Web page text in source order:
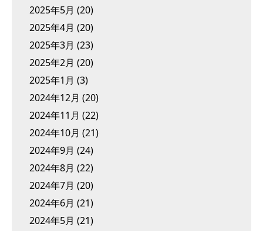
2025年5月 (20)
2025年4月 (20)
2025年3月 (23)
2025年2月 (20)
2025年1月 (3)
2024年12月 (20)
2024年11月 (22)
2024年10月 (21)
2024年9月 (24)
2024年8月 (22)
2024年7月 (20)
2024年6月 (21)
2024年5月 (21)